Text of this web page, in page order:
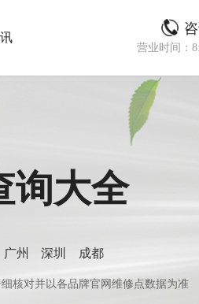
营业时间：
询大全
广州 深圳 成都
核对并以各品牌官网维修点数据为准